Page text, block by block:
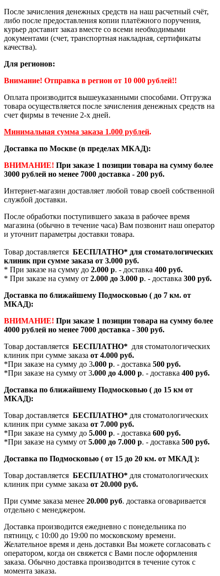
После зачисления денежных средств на наш расчетный счёт,
либо после предоставления копии платёжного поручения,
курьер доставит заказ вместе со всеми необходимыми
документами (счет, транспортная накладная, сертификаты
качества).
Для регионов:
Внимание! Отправка в регион от 10 000 рублей!!
Оплата производится вышеуказанными способами. Отгрузка
товара осуществляется после зачисления денежных средств на
счет фирмы в течение 2-х дней.
Минимальная сумма заказа 1.000 рублей.
Доставка по Москве (в пределах МКАД):
ВНИМАНИЕ! При заказе 1 позиции товара на сумму более
3000 рублей но менее 7000 доставка - 200 руб.
Интернет-магазин доставляет любой товар своей собственной
службой доставки.
После обработки поступившего заказа в рабочее время
магазина (обычно в течение часа) Вам позвонит наш оператор
и уточнит параметры доставки товара.
Товар доставляется БЕСПЛАТНО* для стоматологических
клиник при сумме заказа от 3.000 руб.
* При заказе на сумму до 2.000 р. - доставка 400 руб.
* При заказе на сумму от 2.000 до 3.000 р. - доставка 300 руб.
Доставка по ближайшему Подмосковью ( до 7 км. от
МКАД):
ВНИМАНИЕ! При заказе 1 позиции товара на сумму более
4000 рублей но менее 7000 доставка - 300 руб.
Товар доставляется БЕСПЛАТНО* для стоматологических
клиник при сумме заказа от 4.000 руб.
*При заказе на сумму до 3.000 р. - доставка 500 руб.
*При заказе на сумму от 3.000 до 4.000 р. - доставка 400 руб.
Доставка по ближайшему Подмосковью ( до 15 км от
МКАД):
Товар доставляется БЕСПЛАТНО* для стоматологических
клиник при сумме заказа от 7.000 руб.
*При заказе на сумму до 5.000 р. - доставка 600 руб.
*При заказе на сумму от 5.000 до 7.000 р. - доставка 500 руб.
Доставка по Подмосковью ( от 15 до 20 км. от МКАД ):
Товар доставляется БЕСПЛАТНО* для стоматологических
клиник при сумме заказа от 20.000 руб.
При сумме заказа менее 20.000 руб. доставка оговаривается
отдельно с менеджером.
Доставка производится ежедневно с понедельника по
пятницу, с 10:00 до 19:00 по московскому времени.
Желательное время и день доставки Вы можете согласовать с
оператором, когда он свяжется с Вами после оформления
заказа. Обычно доставка производится в течение суток с
момента заказа.